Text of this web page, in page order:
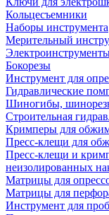
Кольцесъемники
Наборы инструмента
Мерительный
Бокорезы
Инструмент для
Гидравлические
Шиногибы,
Строительная
Кримперы для
Пресс-клещи для
Пресс-клещи и
неизолированных
Матрицы для
Матрицы для
Инструмент для